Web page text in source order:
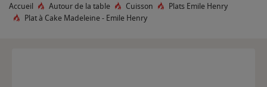
Accueil Autour de la table Cuisson
Plats Emile Henry
Plat à Cake Madeleine - Emile Henry